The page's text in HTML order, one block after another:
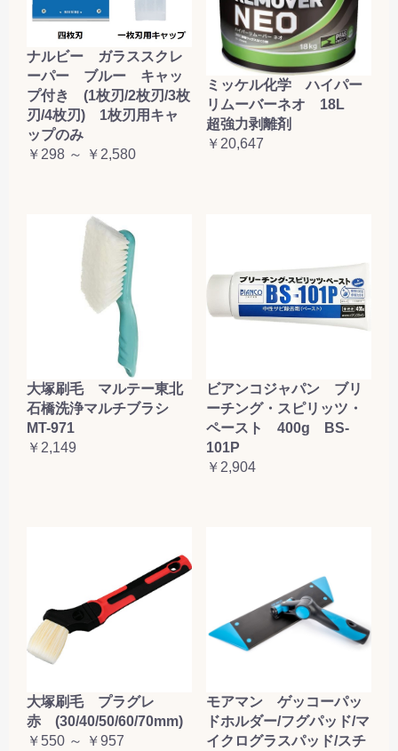
ナルビー ガラススクレ
ーパー ブルー キャッ
プ付き (1枚刃/2枚刃/3枚
刃/4枚刃) 1枚刃用キャ
ップのみ
￥298 ～ ￥2,580
ミッケル化学 ハイパー
リムーバーネオ 18L
超強力剥離剤
￥20,647
大塚刷毛 マルテー東北
石橋洗浄マルチブラシ
MT-971
￥2,149
ビアンコジャパン ブリ
ーチング・スピリッツ・
ペースト 400g BS-
101P
￥2,904
大塚刷毛 プラグレ
赤 (30/40/50/60/70mm)
￥550 ～ ￥957
モアマン ゲッコーパッ
ドホルダー/フグパッド/マ
イクログラスパッド/スチ